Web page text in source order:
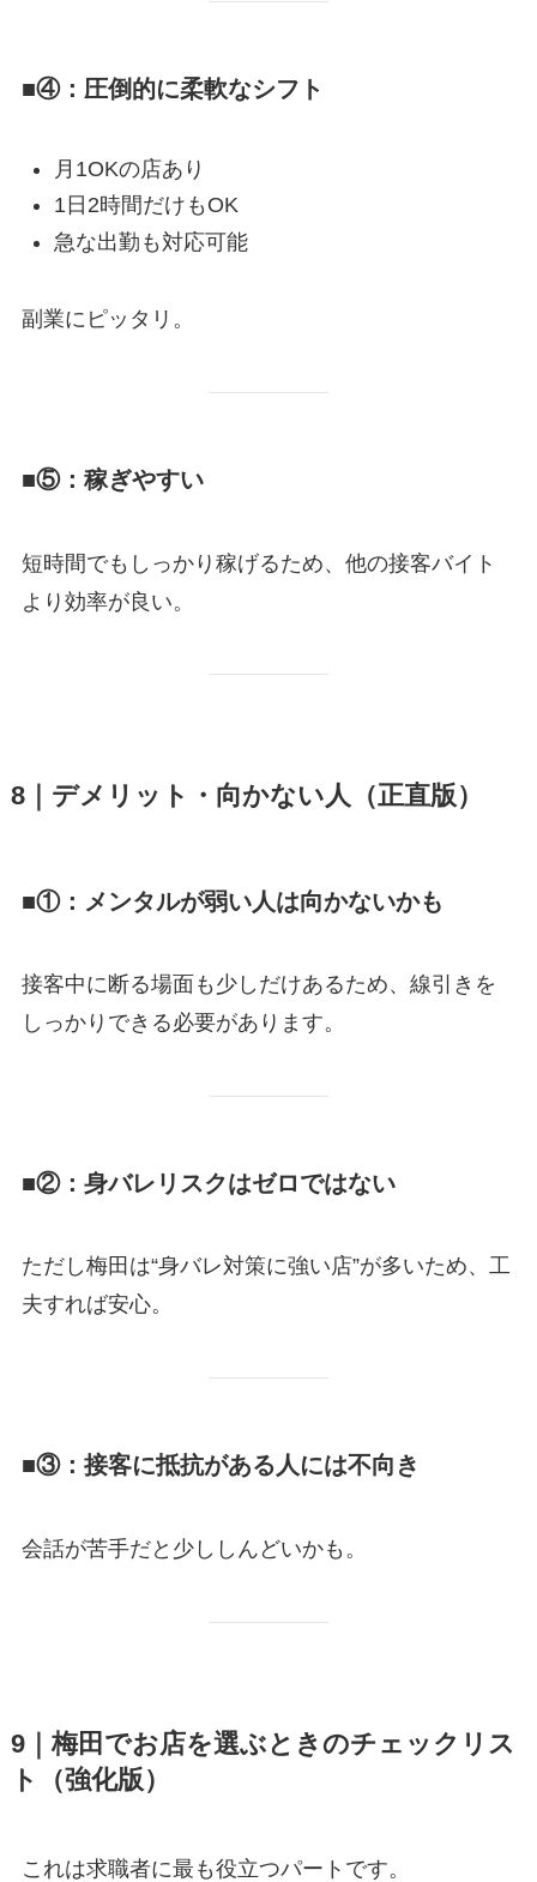
■④：圧倒的に柔軟なシフト
月1OKの店あり
1日2時間だけもOK
急な出勤も対応可能
副業にピッタリ。
■⑤：稼ぎやすい
短時間でもしっかり稼げるため、他の接客バイト
より効率が良い。
8｜デメリット・向かない人（正直版）
■①：メンタルが弱い人は向かないかも
接客中に断る場面も少しだけあるため、線引きを
しっかりできる必要があります。
■②：身バレリスクはゼロではない
ただし梅田は“身バレ対策に強い店”が多いため、工
夫すれば安心。
■③：接客に抵抗がある人には不向き
会話が苦手だと少ししんどいかも。
9｜梅田でお店を選ぶときのチェックリス
ト（強化版）
これは求職者に最も役立つパートです。